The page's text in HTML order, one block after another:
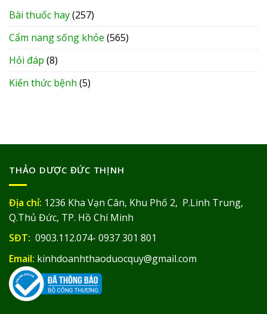
Bài thuốc hay(257)
Cẩm nang sống khỏe (565)
Hỏi đáp (8)
Kiến thức bệnh (5)
THẢO DƯỢC ĐỨC THỊNH
Địa chỉ: 1236 Kha Vạn Cân, Khu Phố 2, P.Linh Trung,
Q.Thủ Đức, TP. Hồ Chí Minh
SĐT: 0903.112.074- 0937 301 801
Email: kinhdoanhthaoduocquy@gmail.com